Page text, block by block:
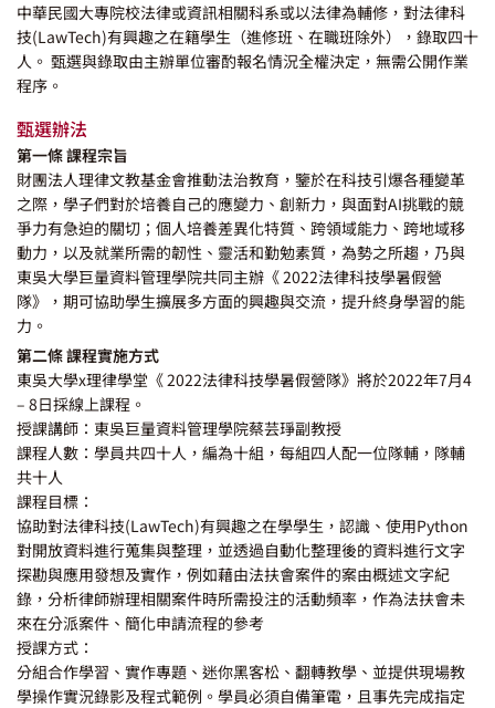
中華民國大專院校法律或資訊相關科系或以法律為輔修，對法律科
技(LawTech)有興趣之在籍學生（進修班、在職班除外），錄取四十
人。 甄選與錄取由主辦單位審酌報名情況全權決定，無需公開作業
程序。
甄選辦法
第一條 課程宗旨
財團法人理律文教基金會推動法治教育，鑒於在科技引爆各種變革
之際，學子們對於培養自己的應變力、創新力，與面對AI挑戰的競
爭力有急迫的關切；個人培養差異化特質、跨領域能力、跨地域移
動力，以及就業所需的韌性、靈活和勤勉素質，為勢之所趨，乃與
東吳大學巨量資料管理學院共同主辦《 2022法律科技學暑假營
隊》，期可協助學生擴展多方面的興趣與交流，提升終身學習的能
力。
第二條 課程實施方式
東吳大學x理律學堂《 2022法律科技學暑假營隊》將於2022年7月4
– 8日採線上課程。
授課講師：東吳巨量資料管理學院蔡芸琤副教授
課程人數：學員共四十人，編為十組，每組四人配一位隊輔，隊輔
共十人
課程目標：
協助對法律科技(LawTech)有興趣之在學學生，認識、使用Python
對開放資料進行蒐集與整理，並透過自動化整理後的資料進行文字
探勘與應用發想及實作，例如藉由法扶會案件的案由概述文字紀
錄，分析律師辦理相關案件時所需投注的活動頻率，作為法扶會未
來在分派案件、簡化申請流程的參考
授課方式：
分組合作學習、實作專題、迷你黑客松、翻轉教學、並提供現場教
學操作實況錄影及程式範例。學員必須自備筆電，且事先完成指定